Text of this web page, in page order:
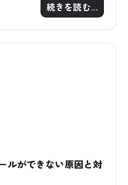
続きを読む…
ルができない原因と対